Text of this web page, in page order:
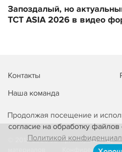
Продолжая посещение и
согласие на обработку
Политикой
Запоздалый, но
TCT ASIA 2026 в видео
Контакты
Наша команда
© 2013-2026 3D-принтеры